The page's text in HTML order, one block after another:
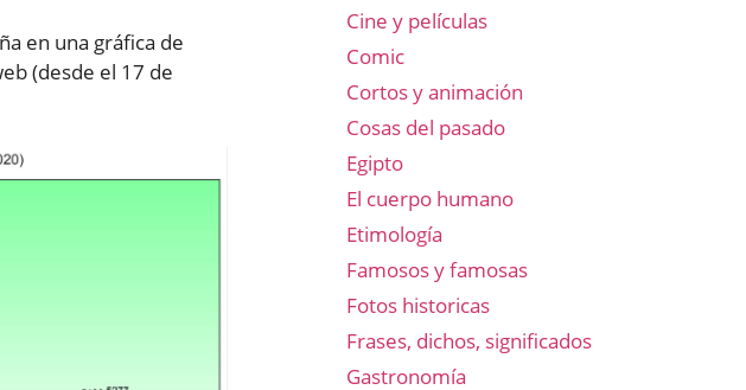
en una gráfica de
(desde el 17 de
Cine y películas
Comic
Cortos y animación
Cosas del pasado
Egipto
El cuerpo humano
Etimología
Famosos y famosas
Fotos historicas
Frases, dichos, significados
Gastronomía